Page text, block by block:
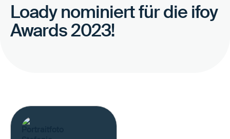
Loady nominiert für die ifoy
Awards 2023!